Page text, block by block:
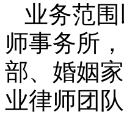
业务范
师事务所
部、婚姻
业律师团